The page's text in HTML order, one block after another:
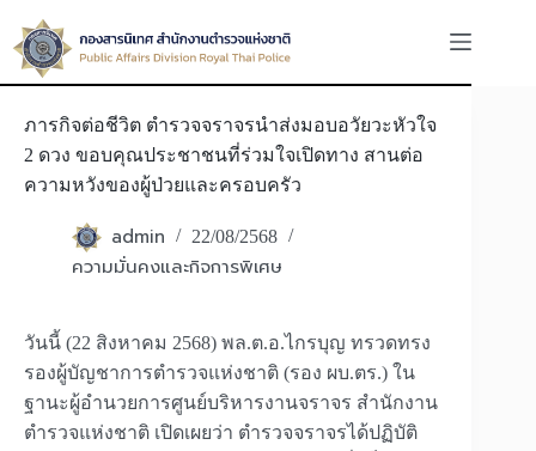
to
content
ภารกิจต่อชีวิต ตำรวจจราจรนำส่งมอบอวัยวะหัวใจ
2 ดวง ขอบคุณประชาชนที่ร่วมใจเปิดทาง สานต่อ
ความหวังของผู้ป่วยและครอบครัว
admin 22/08/2568
ความมั่นคงและกิจการพิเศษ
วันนี้ (22 สิงหาคม 2568) พล.ต.อ.ไกรบุญ ทรวดทรง
รองผู้บัญชาการตำรวจแห่งชาติ (รอง ผบ.ตร.) ใน
ฐานะผู้อำนวยการศูนย์บริหารงานจราจร สำนักงาน
ตำรวจแห่งชาติ เปิดเผยว่า ตำรวจจราจรได้ปฏิบัติ